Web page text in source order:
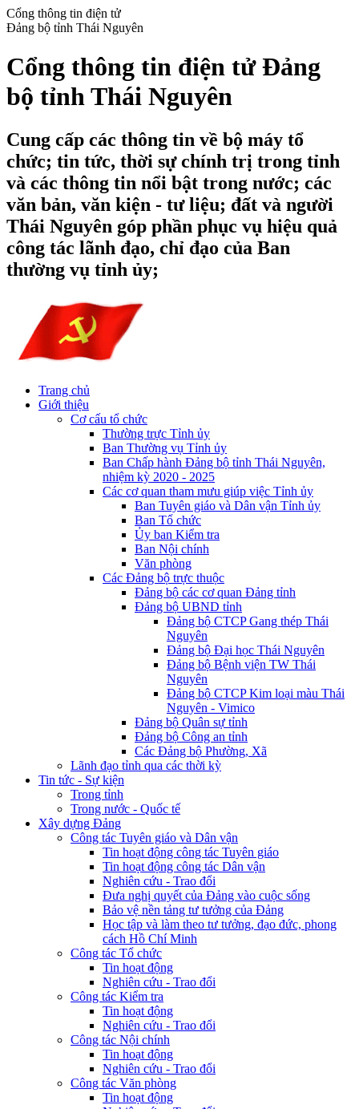
Cổng thông tin điện tử
Đảng bộ tỉnh Thái Nguyên
Cổng thông tin điện tử Đảng
bộ tỉnh Thái Nguyên
Cung cấp các thông tin về bộ máy tổ
chức; tin tức, thời sự chính trị trong tỉnh
và các thông tin nổi bật trong nước; các
văn bản, văn kiện - tư liệu; đất và người
Thái Nguyên góp phần phục vụ hiệu quả
công tác lãnh đạo, chỉ đạo của Ban
thường vụ tỉnh ủy;
Trang chủ
Giới thiệu
Cơ cấu tổ chức
Thường trực Tỉnh ủy
Ban Thường vụ Tỉnh ủy
Ban Chấp hành Đảng bộ tỉnh Thái Nguyên,
nhiệm kỳ 2020 - 2025
Các cơ quan tham mưu giúp việc Tỉnh ủy
Ban Tuyên giáo và Dân vận Tỉnh ủy
Ban Tổ chức
Ủy ban Kiểm tra
Ban Nội chính
Văn phòng
Các Đảng bộ trực thuộc
Đảng bộ các cơ quan Đảng tỉnh
Đảng bộ UBND tỉnh
Đảng bộ CTCP Gang thép Thái
Nguyên
Đảng bộ Đại học Thái Nguyên
Đảng bộ Bệnh viện TW Thái
Nguyên
Đảng bộ CTCP Kim loại màu Thái
Nguyên - Vimico
Đảng bộ Quân sự tỉnh
Đảng bộ Công an tỉnh
Các Đảng bộ Phường, Xã
Lãnh đạo tỉnh qua các thời kỳ
Tin tức - Sự kiện
Trong tỉnh
Trong nước - Quốc tế
Xây dựng Đảng
Công tác Tuyên giáo và Dân vận
Tin hoạt động công tác Tuyên giáo
Tin hoạt động công tác Dân vận
Nghiên cứu - Trao đổi
Đưa nghị quyết của Đảng vào cuộc sống
Bảo vệ nền tảng tư tưởng của Đảng
Học tập và làm theo tư tưởng, đạo đức, phong
cách Hồ Chí Minh
Công tác Tổ chức
Tin hoạt động
Nghiên cứu - Trao đổi
Công tác Kiểm tra
Tin hoạt động
Nghiên cứu - Trao đổi
Công tác Nội chính
Tin hoạt động
Nghiên cứu - Trao đổi
Công tác Văn phòng
Tin hoạt động